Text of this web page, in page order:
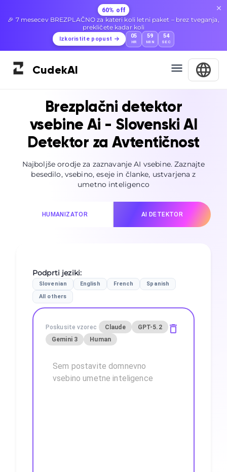
60% off
🎉 7 mesecev BREZPLAČNO za kateri koli letni paket – brez tveganja,
prekličete kadar koli
Izkoristite popust 05
HR
59
MIN
52
SEC
CudekAI
Brezplačni detektor
vsebine Ai - Slovenski AI
Detektor za Avtentičnost
Najboljše orodje za zaznavanje AI vsebine. Zaznajte
besedilo, vsebino, eseje in članke, ustvarjena z
umetno inteligenco
HUMANIZATOR AI DETEKTOR
Podprti jeziki:
Slovenian English French
Spanish
All others
Poskusite vzorec Claude
GPT-5.2
Gemini 3
Human